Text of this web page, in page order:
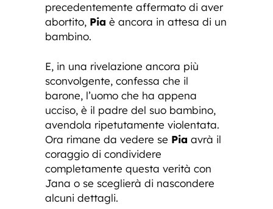
precedentemente affermato di aver
abortito, Pia è ancora in attesa di un
bambino.
E, in una rivelazione ancora più
sconvolgente, confessa che il
barone, l’uomo che ha appena
ucciso, è il padre del suo bambino,
avendola ripetutamente violentata.
Ora rimane da vedere se Pia avrà il
coraggio di condividere
completamente questa verità con
Jana o se sceglierà di nascondere
alcuni dettagli.